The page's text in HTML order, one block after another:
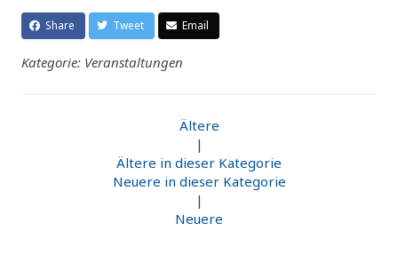
Share Tweet Email
Kategorie: Veranstaltungen
Ältere
|
Ältere in dieser Kategorie
Neuere in dieser Kategorie
|
Neuere